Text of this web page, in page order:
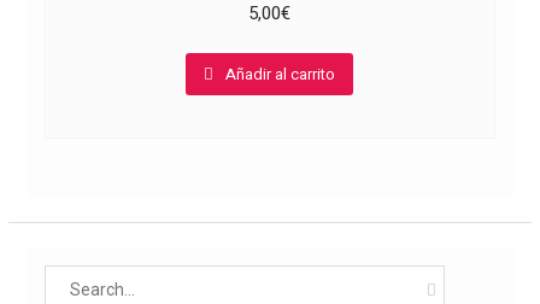
5,00€
Añadir al carrito
Search